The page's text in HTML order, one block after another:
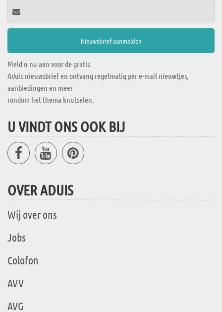
Meld u nu aan voor de gratis
Aduis nieuwsbrief en ontvang regelmatig per e-mail nieuwtjes,
aanbiedingen en meer
rondom het thema knutselen.
U VINDT ONS OOK BIJ
OVER ADUIS
Wij over ons
Jobs
Colofon
AVV
AVG